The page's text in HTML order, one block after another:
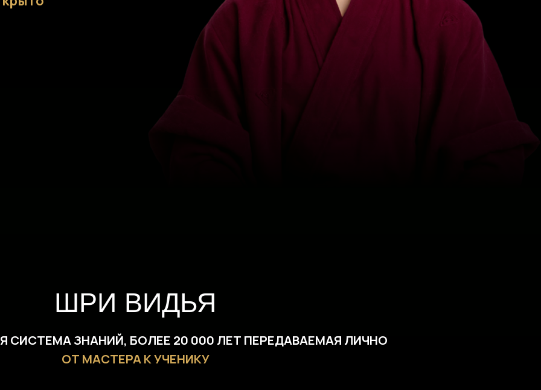
СИСТЕМА ЗНАНИЙ, БОЛЕЕ 20 000 ЛЕТ ПЕРЕДАВАЕМАЯ ЛИЧНО
ОТ МАСТЕРА К УЧЕНИКУ
ШРИ ВИДЬЯ